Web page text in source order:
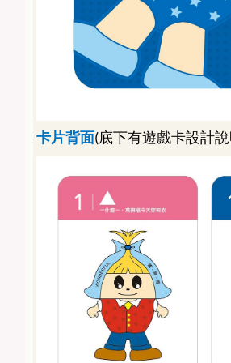
卡片背面(底下有遊戲卡設計